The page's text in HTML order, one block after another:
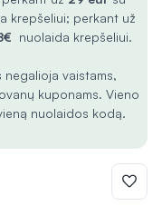
krepšeliui; perkant už
nuolaida krepšeliui.
negalioja vaistams,
kuponams. Vieno
nuolaidos kodą.